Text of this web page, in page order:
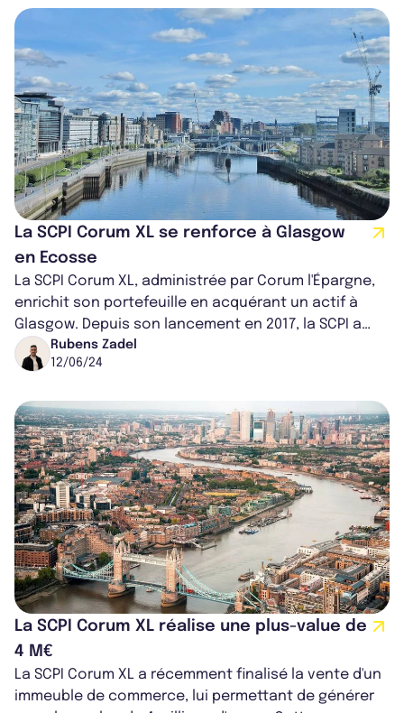
La SCPI Corum XL se renforce à Glasgow
en Ecosse
La SCPI Corum XL, administrée par Corum l'Épargne,
enrichit son portefeuille en acquérant un actif à
Glasgow. Depuis son lancement en 2017, la SCPI a
développé un attachement parti...
Rubens Zadel
12/06/24
La SCPI Corum XL réalise une plus-value de
4 M€
La SCPI Corum XL a récemment finalisé la vente d'un
immeuble de commerce, lui permettant de générer